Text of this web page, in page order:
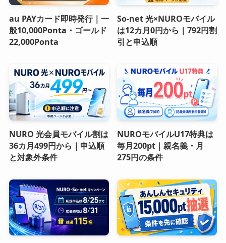
au PAYカード即時発行｜一
般10,000Ponta・ゴールド
22,000Ponta
So-net 光×NUROモバイル
は12カ月0円から｜792円割
引と申込順
NURO 光会員モバイル割は
36カ月499円から｜申込順
と対象外条件
NUROモバイルU17特典は
毎月200pt｜親名義・月
275円の条件